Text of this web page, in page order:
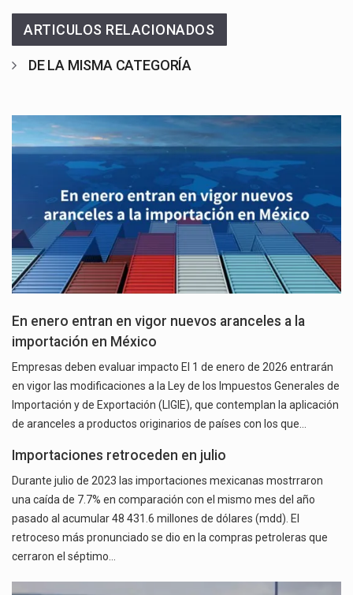
ARTICULOS RELACIONADOS
DE LA MISMA CATEGORÍA
En enero entran en vigor nuevos aranceles a la
importación en México
Empresas deben evaluar impacto El 1 de enero de 2026 entrarán
en vigor las modificaciones a la Ley de los Impuestos Generales de
Importación y de Exportación (LIGIE), que contemplan la aplicación
de aranceles a productos originarios de países con los que…
Importaciones retroceden en julio
Durante julio de 2023 las importaciones mexicanas mostrraron
una caída de 7.7% en comparación con el mismo mes del año
pasado al acumular 48 431.6 millones de dólares (mdd). El
retroceso más pronunciado se dio en la compras petroleras que
cerraron el séptimo…